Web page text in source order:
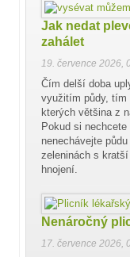
Jak nedat
zahálet
19. července 2026,
Čím delší doba
využitím půdy, tím
kterých většina z
Pokud si
nenechávejte
zeleninách s
hnojení.
Nenáročný
17. července 2026,